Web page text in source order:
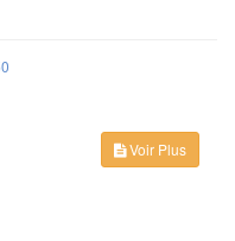
Voir Plus